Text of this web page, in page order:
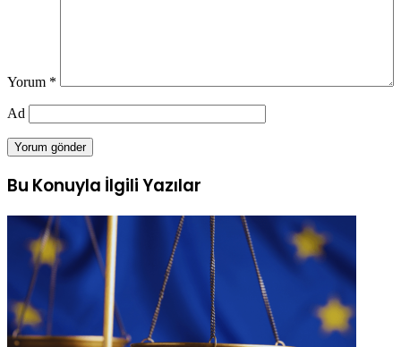
Yorum *
Ad
Bu Konuyla İlgili Yazılar